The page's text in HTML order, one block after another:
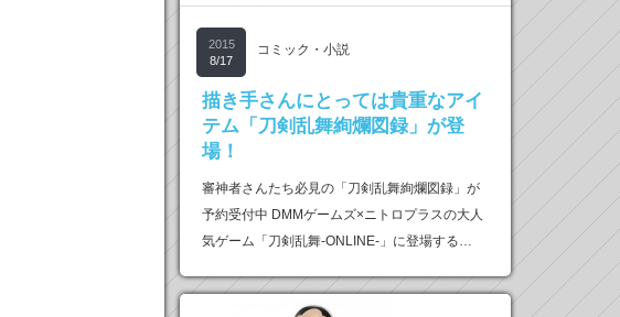
2015
8/17
コミック・小説
描き手さんにとっては貴重なアイ
テム「刀剣乱舞絢爛図録」が登
場！
審神者さんたち必見の「刀剣乱舞絢爛図録」が
予約受付中 DMMゲームズ×ニトロプラスの大人
気ゲーム「刀剣乱舞-ONLINE-」に登場する…